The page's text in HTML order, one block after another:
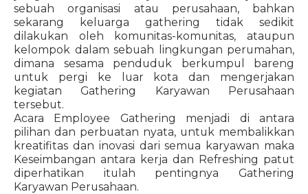
sebuah organisasi atau perusahaan, bahkan
sekarang keluarga gathering tidak sedikit
dilakukan oleh komunitas-komunitas, ataupun
kelompok dalam sebuah lingkungan perumahan,
dimana sesama penduduk berkumpul bareng
untuk pergi ke luar kota dan mengerjakan
kegiatan Gathering Karyawan Perusahaan
tersebut.
Acara Employee Gathering menjadi di antara
pilihan dan perbuatan nyata, untuk membalikkan
kreatifitas dan inovasi dari semua karyawan maka
Keseimbangan antara kerja dan Refreshing patut
diperhatikan itulah pentingnya Gathering
Karyawan Perusahaan.